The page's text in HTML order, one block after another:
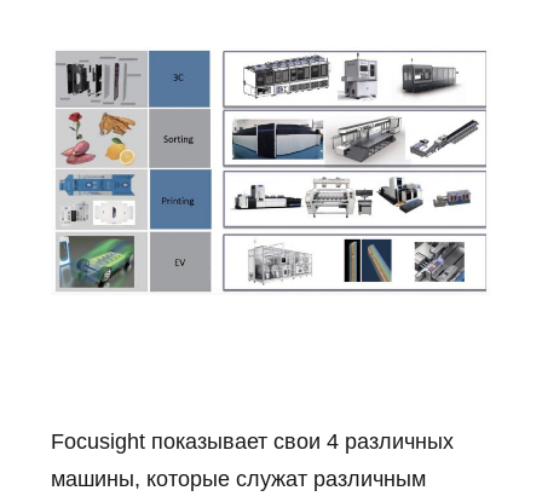
Focusight показывает свои 4 различных
машины, которые служат различным